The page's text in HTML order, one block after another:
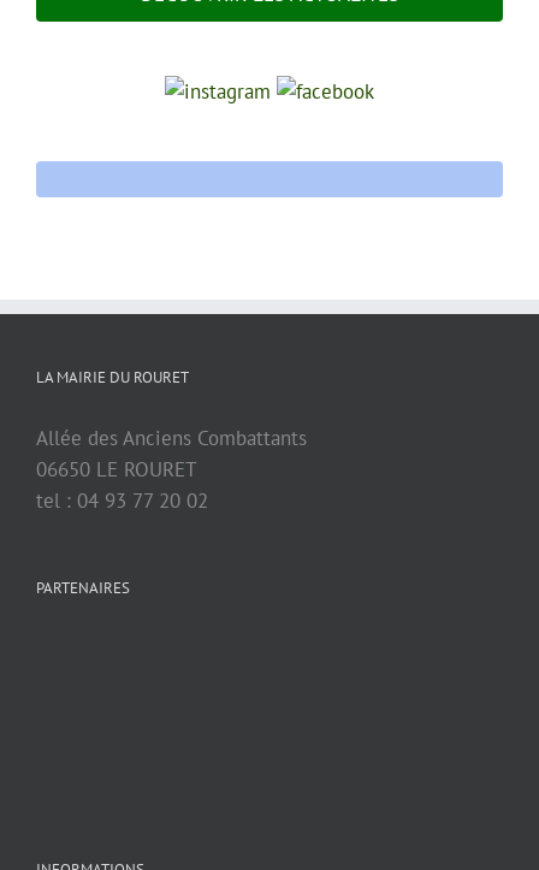
LA MAIRIE DU ROURET
Allée des Anciens Combattants
06650 LE ROURET
tel : 04 93 77 20 02
PARTENAIRES